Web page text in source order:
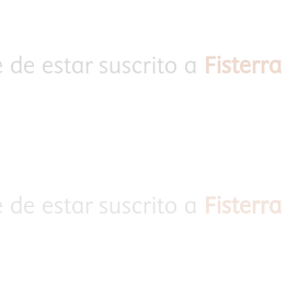
estar suscrito a Fisterra
estar suscrito a Fisterra